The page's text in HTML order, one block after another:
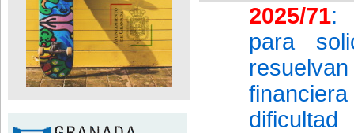
2025/71:
para
dificultad